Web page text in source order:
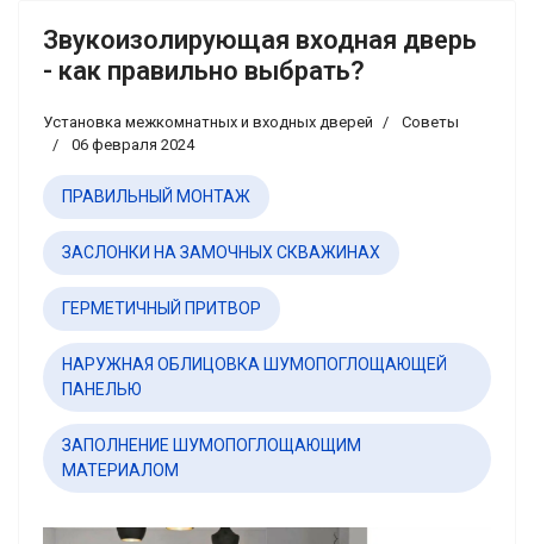
Звукоизолирующая входная дверь
- как правильно выбрать?
Установка межкомнатных и входных дверей
Советы
06 февраля 2024
ПРАВИЛЬНЫЙ МОНТАЖ
ЗАСЛОНКИ НА ЗАМОЧНЫХ СКВАЖИНАХ
ГЕРМЕТИЧНЫЙ ПРИТВОР
НАРУЖНАЯ ОБЛИЦОВКА ШУМОПОГЛОЩАЮЩЕЙ
ПАНЕЛЬЮ
ЗАПОЛНЕНИЕ ШУМОПОГЛОЩАЮЩИМ
МАТЕРИАЛОМ